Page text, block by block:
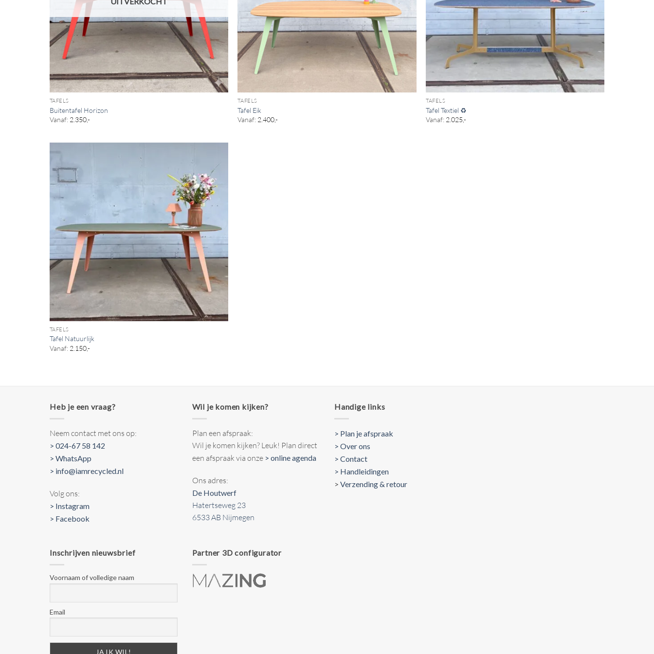
TAFELS
Buitentafel Horizon
Vanaf: 2.350,-
TAFELS
Tafel Eik
Vanaf: 2.400,-
TAFELS
Tafel Textiel ♻
Vanaf: 2.025,-
TAFELS
Tafel Natuurlijk
Vanaf: 2.150,-
Heb je een vraag?
Neem contact met ons op:
> 024-67 58 142
> WhatsApp
> info@iamrecycled.nl
Volg ons:
> Instagram
> Facebook
Wil je komen kijken?
Plan een afspraak:
Wil je komen kijken? Leuk! Plan direct
een afspraak via onze > online agenda
Ons adres:
De Houtwerf
Hatertseweg 23
6533 AB Nijmegen
Handige links
> Plan je afspraak
> Over ons
> Contact
> Handleidingen
> Verzending & retour
Inschrijven nieuwsbrief
Voornaam of volledige naam
Email
Partner 3D configurator